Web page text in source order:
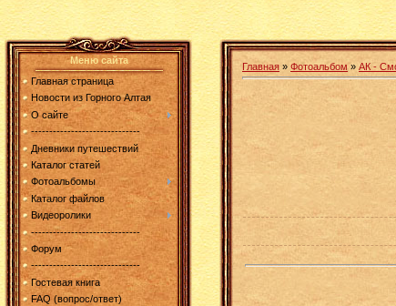
Меню сайта
Главная страница
Новости из Горного Алтая
О сайте
------------------------------
Дневники путешествий
Каталог статей
Фотоальбомы
Каталог файлов
Видеоролики
------------------------------
Форум
------------------------------
Гостевая книга
FAQ (вопрос/ответ)
Главная » Фотоальбом» АК -